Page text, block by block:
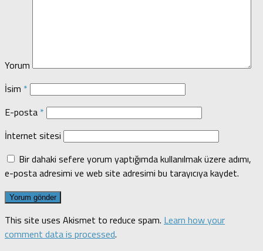
Yorum
İsim *
E-posta *
İnternet sitesi
Bir dahaki sefere yorum yaptığımda kullanılmak üzere adımı,
e-posta adresimi ve web site adresimi bu tarayıcıya kaydet.
This site uses Akismet to reduce spam. Learn how your
comment data is processed.